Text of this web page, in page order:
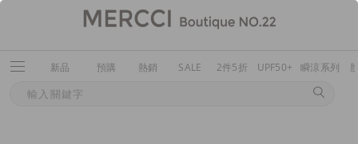
新品 預購 熱銷 SALE 2件5折 UPF50+ 瞬涼系列